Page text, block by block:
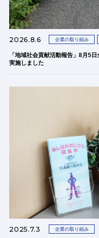
2026.8.6 企業の取り組み
「地域社会貢献活動報告」8月5
実施しました
2025.7.3 企業の取り組み